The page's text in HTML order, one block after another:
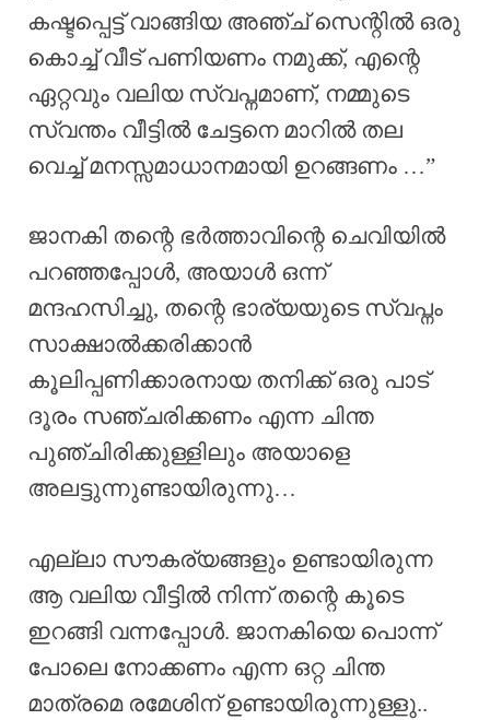
കഷ്ടപ്പെട്ട് വാങ്ങിയ അഞ്ച് സെന്റിൽ ഒരു
കൊച്ച് വീട് പണിയണം നമുക്ക്, എന്റെ
ഏറ്റവും വലിയ സ്വപ്നമാണ്, നമ്മുടെ
സ്വന്തം വീട്ടിൽ ചേട്ടനെ മാറിൽ തല
വെച്ച് മനസ്സമാധാനമായി ഉറങ്ങണം …”
ജാനകി തന്റെ ഭർത്താവിന്റെ ചെവിയിൽ
പറഞ്ഞപ്പോൾ, അയാൾ ഒന്ന്
മന്ദഹസിച്ചു, തന്റെ ഭാര്യയുടെ സ്വപ്നം
സാക്ഷാൽക്കരിക്കാൻ
കൂലിപ്പണിക്കാരനായ തനിക്ക് ഒരു പാട്
ദൂരം സഞ്ചരിക്കണം എന്ന ചിന്ത
പുഞ്ചിരിക്കുള്ളിലും അയാളെ
അലട്ടുന്നുണ്ടായിരുന്നു…
എല്ലാ സൗകര്യങ്ങളും ഉണ്ടായിരുന്ന
ആ വലിയ വീട്ടിൽ നിന്ന് തന്റെ കൂടെ
ഇറങ്ങി വന്നപ്പോൾ. ജാനകിയെ പൊന്ന്
പോലെ നോക്കണം എന്ന ഒറ്റ ചിന്ത
മാത്രമെ രമേശിന് ഉണ്ടായിരുന്നുള്ളു..